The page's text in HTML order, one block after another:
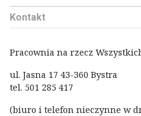
Kontakt
Pracownia na rzecz
ul. Jasna 17 43-360 Bystra
tel. 501 285 417
(biuro i telefon nieczynne w